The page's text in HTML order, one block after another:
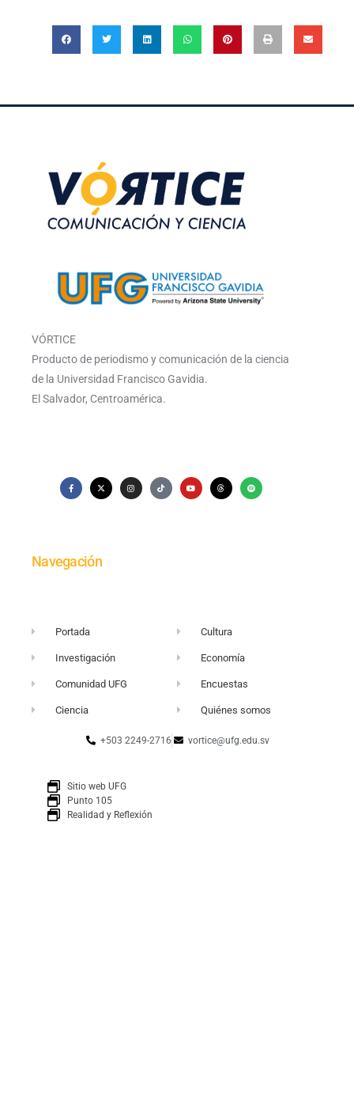
VÓRTICE
Producto de periodismo y comunicación de la ciencia
de la Universidad Francisco Gavidia.
El Salvador, Centroamérica.
Navegación
Portada
Investigación
Comunidad UFG
Ciencia
Cultura
Economía
Encuestas
Quiénes somos
+503 2249-2716 vortice@ufg.edu.sv
Sitio web UFG
Punto 105
Realidad y Reflexión